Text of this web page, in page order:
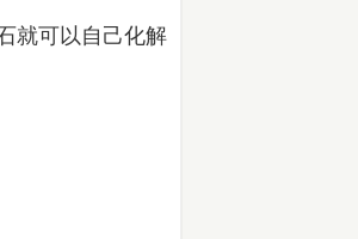
就可以自己化解